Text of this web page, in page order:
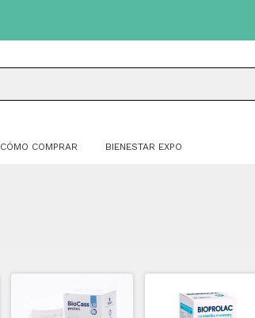
CÓMO COMPRAR BIENESTAR EXPO